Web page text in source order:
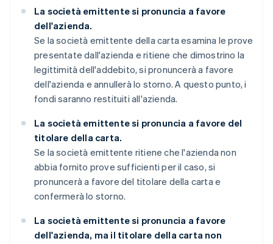
La società emittente si pronuncia a favore
dell'azienda.
Se la società emittente della carta esamina le prove
presentate dall'azienda e ritiene che dimostrino la
legittimità dell'addebito, si pronuncerà a favore
dell'azienda e annullerà lo storno. A questo punto, i
fondi saranno restituiti all'azienda.
La società emittente si pronuncia a favore del
titolare della carta.
Se la società emittente ritiene che l'azienda non
abbia fornito prove sufficienti per il caso, si
pronuncerà a favore del titolare della carta e
confermerà lo storno.
La società emittente si pronuncia a favore
dell'azienda, ma il titolare della carta non